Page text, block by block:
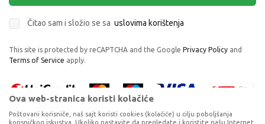
Čitao sam i složio se sa uslovima korištenja
This site is protected by reCAPTCHA and the Google Privacy Policy and
Terms of Service apply.
Ova web-stranica koristi kolačiće
Poštovani korisniče, naš sajt koristi cookies (kolačiće) u cilju poboljšanja
korisničkog iskustva. Ukoliko nastavite da pregledate i koristite našu Internet